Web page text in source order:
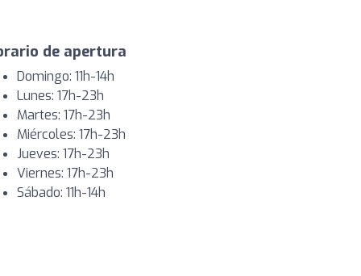
de apertura
Domingo: 11h-14h
Lunes: 17h-23h
Martes: 17h-23h
Miércoles: 17h-23h
Jueves: 17h-23h
Viernes: 17h-23h
Sábado: 11h-14h